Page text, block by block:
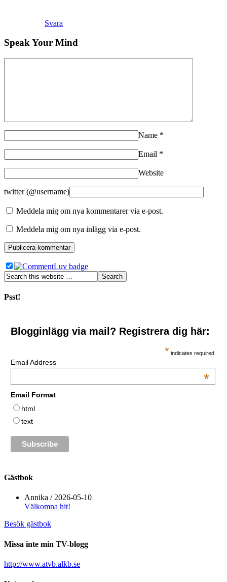
Svara
Speak Your Mind
Name *
Email *
Website
twitter (@username)
Meddela mig om nya kommentarer via e-post.
Meddela mig om nya inlägg via e-post.
Psst!
Blogginlägg via mail? Registrera dig här:
* indicates required
Email Address
*
Email Format
html
text
Gästbok
Annika / 2026-05-10
Välkomna hit!
Besök gästbok
Missa inte min TV-blogg
http://www.atvb.alkb.se